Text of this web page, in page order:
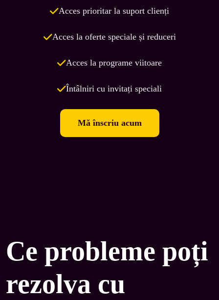
Acces prioritar la suport clienți
Acces la oferte speciale și reduceri
Acces la programe viitoare
Întâlniri cu invitați speciali
Mă înscriu acum
Ce probleme poți
rezolva cu